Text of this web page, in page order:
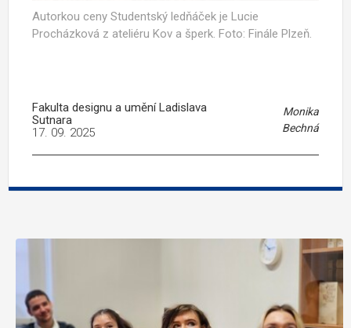
Autorkou ceny Studentský ledňáček je Lucie
Procházková z ateliéru Kov a šperk. Foto: Finále Plzeň.
Fakulta designu a umění Ladislava
Sutnara
Monika
Bechná
17. 09. 2025